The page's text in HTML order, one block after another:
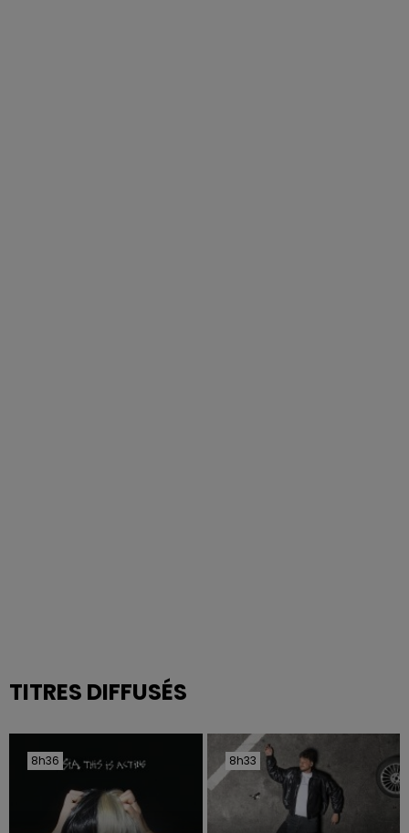
TITRES DIFFUSÉS
8h36
8h36 8h33
8h33